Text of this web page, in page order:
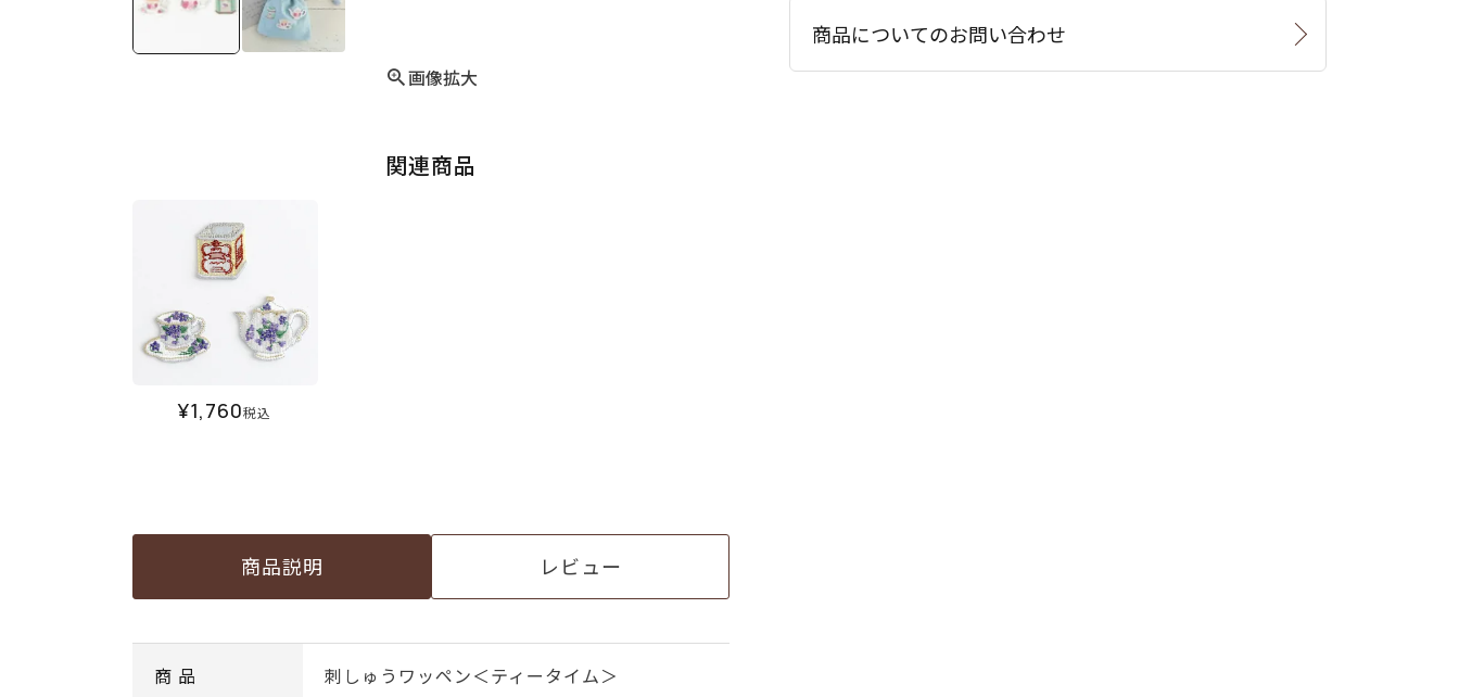
画像拡大
関連商品
¥1,760税込
商品説明 レビュー
商 品 刺しゅうワッペン＜ティータイム＞
商品についてのお問い合わせ